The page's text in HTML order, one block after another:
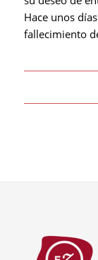
Hace unos
fallecimiento